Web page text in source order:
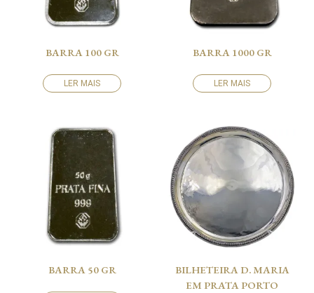
BARRA 100 GR
LER MAIS
BARRA 1000 GR
LER MAIS
BARRA 50 GR
BILHETEIRA D. MARIA
EM PRATA PORTO